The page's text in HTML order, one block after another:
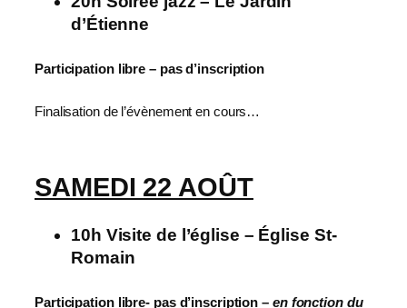
d’Étienne
Participation libre – pas d’inscription
Finalisation de l’évènement en cours…
SAMEDI 22 AOÛT
10h Visite de l’église – Église St-
Romain
Participation libre- pas d’inscription – en fonction du